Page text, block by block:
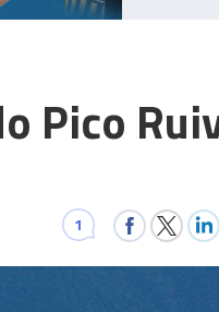
Pico
1